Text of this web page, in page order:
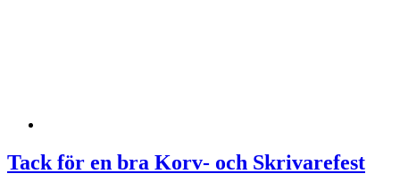
Tack för en bra Korv- och Skrivarefest